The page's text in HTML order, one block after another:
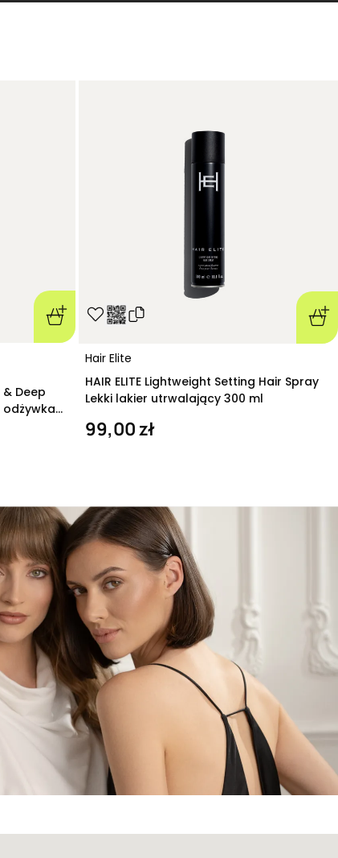
& Deep
Hair Elite
HAIR ELITE Lightweight Setting Hair Spray
Lekki lakier utrwalający 300 ml
99,00 zł